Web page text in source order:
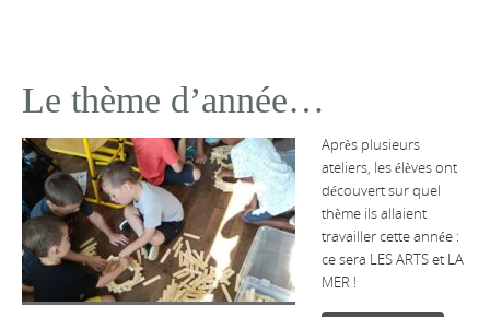
Le thème d’année…
Après plusieurs
ateliers, les élèves ont
découvert sur quel
thème ils allaient
travailler cette année :
ce sera LES ARTS et LA
MER !